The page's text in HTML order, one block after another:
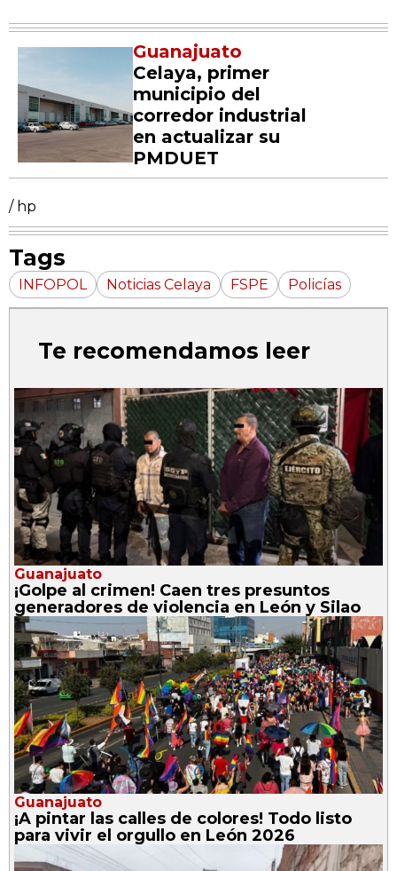
Guanajuato
Celaya, primer
municipio del
corredor industrial
en actualizar su
PMDUET
/ hp
Tags
INFOPOL Noticias Celaya FSPE Policías
Te recomendamos leer
Guanajuato
¡Golpe al crimen! Caen tres presuntos
generadores de violencia en León y Silao
Guanajuato
¡A pintar las calles de colores! Todo listo
para vivir el orgullo en León 2026